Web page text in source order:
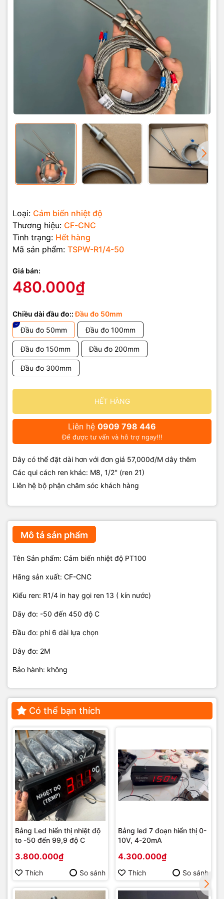
Loại: Cảm biến nhiệt độ
Thương hiệu: CF-CNC
Tình trạng: Hết hàng
Mã sản phẩm: TSPW-R1/4-50
Giá bán:
480.000₫
Chiều dài đầu đo::Đầu đo 50mm
Đầu đo 50mm
Đầu đo 100mm
Đầu đo 150mm Đầu đo 200mm
Đầu đo 300mm
HẾT HÀNG
Liên hệ 0909 798 446
Để được tư vấn và hỗ trợ ngay!!!
Dây có thể đặt dài hơn với đơn giá 57,000đ/M dây thêm
Các qui cách ren khác: M8, 1/2'' (ren 21)
Liên hệ bộ phận chăm sóc khách hàng
Mô tả sản phẩm
Tên Sản phẩm: Cảm biến nhiệt độ PT100
Hãng sản xuất: CF-CNC
Kiểu ren: R1/4 in hay gọi ren 13 ( kín nước)
Dãy đo: -50 đến 450 độ C
Đầu đo: phi 6 dài lựa chọn
Dây đo: 2M
Bảo hành: không
Có thể bạn thích
Bảng Led hiển thị nhiệt độ
to -50 đến 99,9 độ C
3.800.000₫
Thích So sánh
Bảng led 7 đoạn hiển thị 0-
10V, 4-20mA
4.300.000₫
Thích So sánh